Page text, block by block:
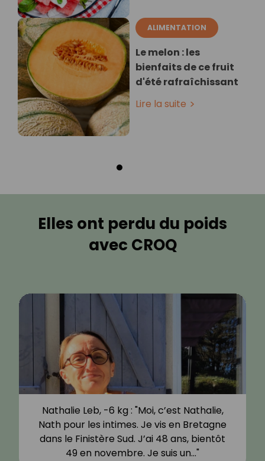
ALIMENTATION
Le melon : les
bienfaits de ce fruit
d'été rafraîchissant
Lire la suite
Elles ont perdu du poids
avec CROQ
Nathalie Leb, -6 kg : "Moi, c’est Nathalie,
Nath pour les intimes. Je vis en Bretagne
dans le Finistère Sud. J’ai 48 ans, bientôt
49 en novembre. Je suis un…"